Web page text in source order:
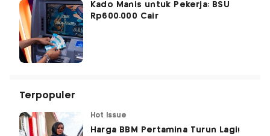
Kado Manis untuk Pekerja: BSU
Rp600.000 Cair
Terpopuler
Hot Issue
Harga BBM Pertamina Turun Lagi!